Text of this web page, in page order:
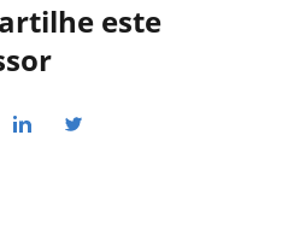
este